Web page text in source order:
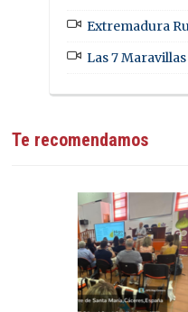
Extremadura
Las 7 Maravillas
Te recomendamos